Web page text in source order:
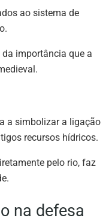
ao sistema de
importância que a
a simbolizar a ligação
recursos hídricos.
pelo rio, faz
na defesa